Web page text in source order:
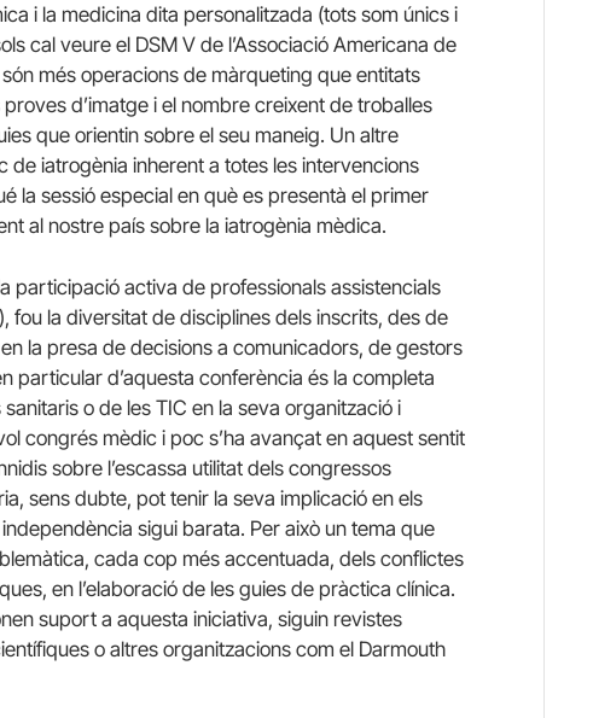
i la medicina dita personalitzada (tots som únics i
cal veure el DSM V de l’Associació Americana de
més operacions de màrqueting que entitats
d’imatge i el nombre creixent de troballes
que orientin sobre el seu maneig. Un altre
iatrogènia inherent a totes les intervencions
la sessió especial en què es presentà el primer
al nostre país sobre la iatrogènia mèdica.
participació activa de professionals assistencials
fou la diversitat de disciplines dels inscrits, des de
la presa de decisions a comunicadors, de gestors
particular d’aquesta conferència és la completa
o de les TIC en la seva organització i
congrés mèdic i poc s’ha avançat en aquest sentit
sobre l’escassa utilitat dels congressos
sens dubte, pot tenir la seva implicació en els
sigui barata. Per això un tema que
cada cop més accentuada, dels conflictes
en l’elaboració de les guies de pràctica clínica.
suport a aquesta iniciativa, siguin revistes
o altres organitzacions com el Darmouth